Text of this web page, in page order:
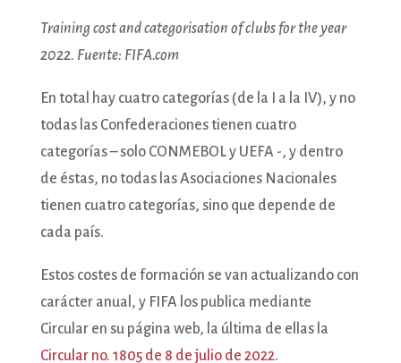
Training cost and categorisation of clubs for the year
2022. Fuente: FIFA.com
En total hay cuatro categorías (de la I a la IV), y no
todas las Confederaciones tienen cuatro
categorías – solo CONMEBOL y UEFA -, y dentro
de éstas, no todas las Asociaciones Nacionales
tienen cuatro categorías, sino que depende de
cada país.
Estos costes de formación se van actualizando con
carácter anual, y FIFA los publica mediante
Circular en su página web, la última de ellas la
Circular no. 1805 de 8 de julio de 2022.